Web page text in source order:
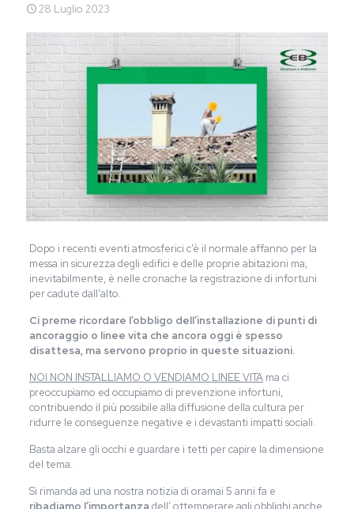
28 Luglio 2023
Dopo i recenti eventi atmosferici c’è il normale affanno per la
messa in sicurezza degli edifici e delle proprie abitazioni ma,
inevitabilmente, è nelle cronache la registrazione di infortuni
per cadute dall’alto.
Ci preme ricordare l’obbligo dell’installazione di punti di
ancoraggio o linee vita che ancora oggi è spesso
disattesa, ma servono proprio in queste situazioni.
NOI NON INSTALLIAMO O VENDIAMO LINEE VITAma ci
preoccupiamo ed occupiamo di prevenzione infortuni,
contribuendo il più possibile alla diffusione della cultura per
ridurre le conseguenze negative e i devastanti impatti sociali.
Basta alzare gli occhi e guardare i tetti per capire la dimensione
del tema.
Si rimanda ad una nostra notizia di oramai 5 anni fa e
ribadiamo l’importanza dell’ ottemperare agli obblighi anche